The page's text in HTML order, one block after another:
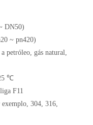
DN50)
~ pn420)
petróleo, gás natural,
℃
F11
304, 316,